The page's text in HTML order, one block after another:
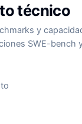
técnico
y
SWE-bench